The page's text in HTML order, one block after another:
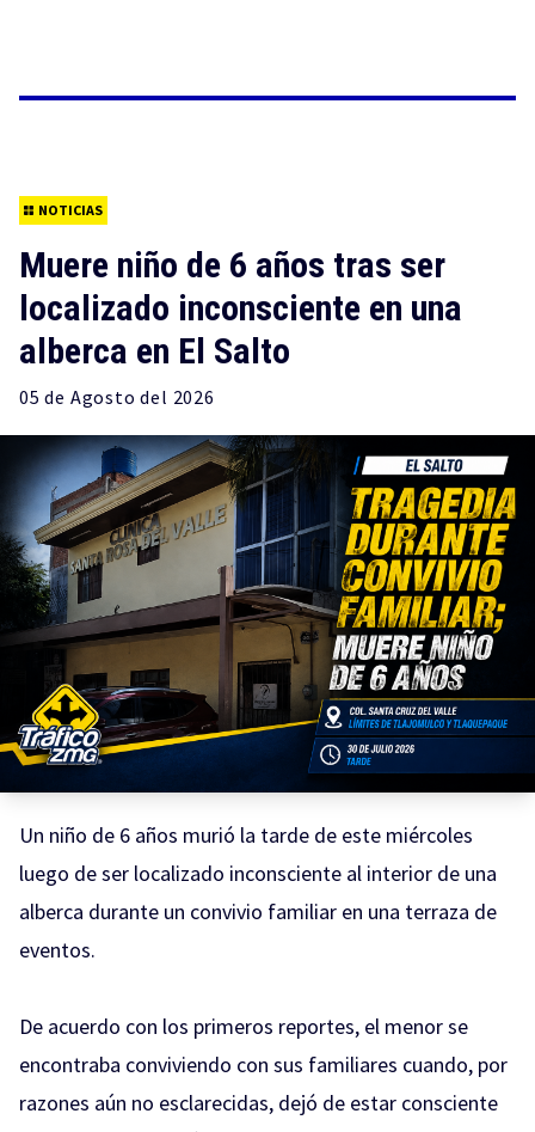
NOTICIAS
Muere niño de 6 años tras ser
localizado inconsciente en una
alberca en El Salto
05 de Agosto del 2026
Un niño de 6 años murió la tarde de este miércoles
luego de ser localizado inconsciente al interior de una
alberca durante un convivio familiar en una terraza de
eventos.
De acuerdo con los primeros reportes, el menor se
encontraba conviviendo con sus familiares cuando, por
razones aún no esclarecidas, dejó de estar consciente